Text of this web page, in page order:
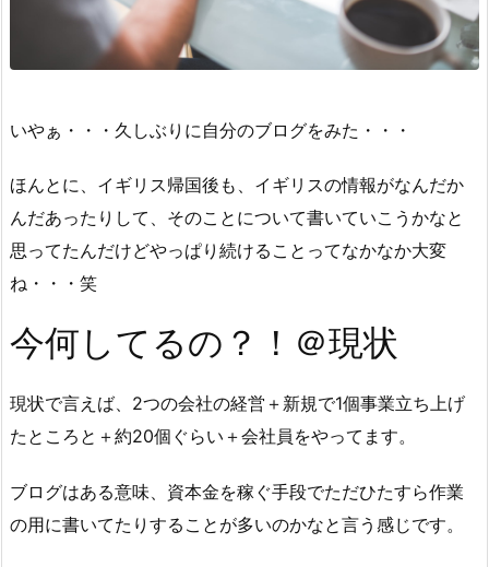
いやぁ・・・久しぶりに自分のブログをみた・・・
ほんとに、イギリス帰国後も、イギリスの情報がなんだか
んだあったりして、そのことについて書いていこうかなと
思ってたんだけどやっぱり続けることってなかなか大変
ね・・・笑
今何してるの？！＠現状
現状で言えば、2つの会社の経営＋新規で1個事業立ち上げ
たところと＋約20個ぐらい＋会社員をやってます。
ブログはある意味、資本金を稼ぐ手段でただひたすら作業
の用に書いてたりすることが多いのかなと言う感じです。